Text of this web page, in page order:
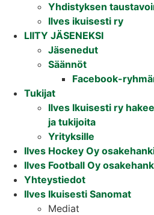
Yhdistyksen
Ilves ikuisesti ry
LIITY JÄSENEKSI
Jäsenedut
Säännöt
Facebook-
Tukijat
Ilves Ikuisesti ry
ja tukijoita
Yrityksille
Ilves Hockey Oy
Ilves Football Oy
Yhteystiedot
Ilves Ikuisesti Sanomat
Mediat